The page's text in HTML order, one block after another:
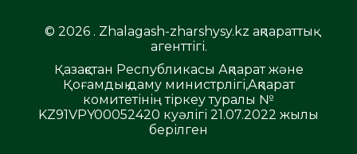
© 2026 . Zhalagash-zharshysy.kz ақпараттық
агенттігі.
Қазақстан Республикасы Ақпарат және
Қоғамдық даму министрлігі,Ақпарат
комитетінің тіркеу туралы №
KZ91VPY00052420 куәлігі 21.07.2022 жылы
берілген